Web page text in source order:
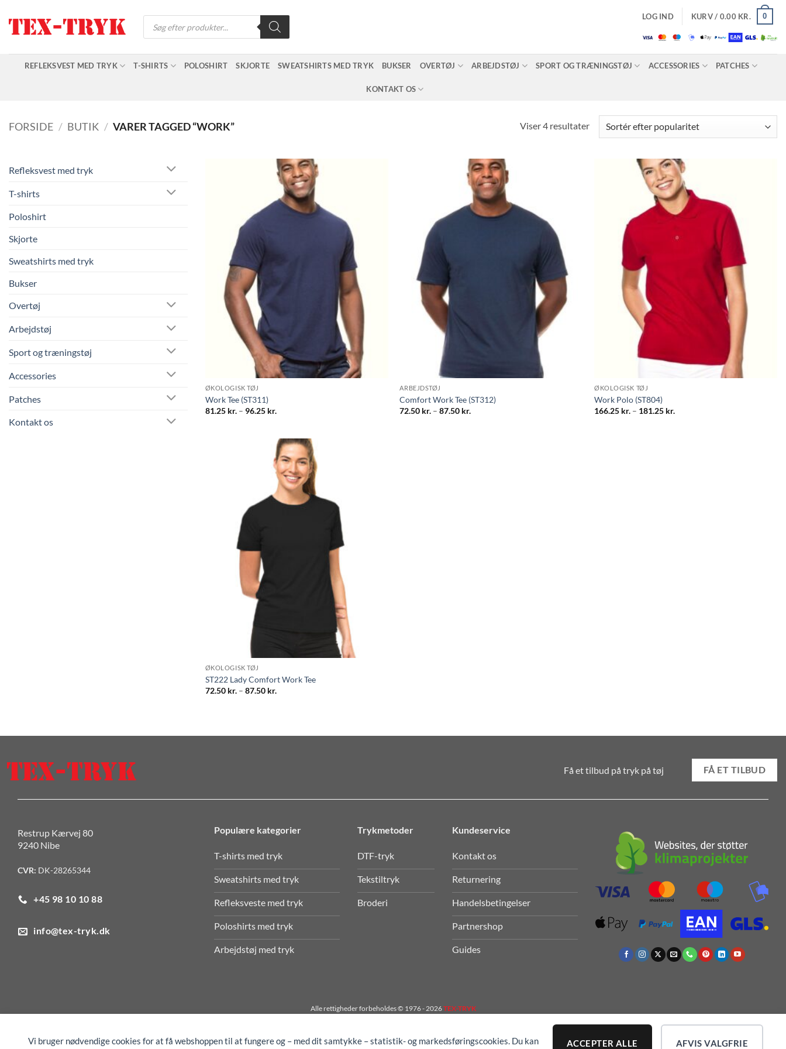
Vi bruger nødvendige cookies for at få webshoppen til at fungere og – med dit samtykke – statistik- og markedsføringscookies. Du kan ACCEPTER ALLE AFVIS VALGFRIE
COOKIEINDSTILLINGER
indhold
Products
search
LOG IND KURV / 0.00 KR. 0
REFLEKSVEST MED TRYK T-SHIRTS POLOSHIRT SKJORTE SWEATSHIRTS MED TRYK BUKSER OVERTØJ ARBEJDSTØJ SPORT OG TRÆNINGSTØJ ACCESSORIES PATCHES
KONTAKT OS
FORSIDE / BUTIK / VARER TAGGED “WORK” Viser 4 resultaterSorteret
efter
Refleksvest med tryk
T-shirts
Poloshirt
Skjorte
Sweatshirts med tryk
Bukser
Overtøj
Arbejdstøj
Sport og træningstøj
Accessories
Patches
Kontakt os
ØKOLOGISK TØJ
Work Tee (ST311)
81.25 kr. – 96.25 kr.
ARBEJDSTØJ
Comfort Work Tee (ST312)
72.50 kr. – 87.50 kr.
ØKOLOGISK TØJ
Work Polo (ST804)
166.25 kr. – 181.25 kr.
ØKOLOGISK TØJ
ST222 Lady Comfort Work Tee
72.50 kr. – 87.50 kr.
Få et tilbud på tryk på tøj FÅ ET TILBUD
Restrup Kærvej 80
9240 Nibe
CVR: DK-28265344
+45 98 10 10 88
info@tex-tryk.dk
Populære kategorier
T-shirts med tryk
Sweatshirts med tryk
Refleksveste med tryk
Poloshirts med tryk
Arbejdstøj med tryk
Trykmetoder
DTF-tryk
Tekstiltryk
Broderi
Kundeservice
Kontakt os
Returnering
Handelsbetingelser
Partnershop
Guides
Alle rettigheder forbeholdes © 1976 - 2026TEX-TRYK